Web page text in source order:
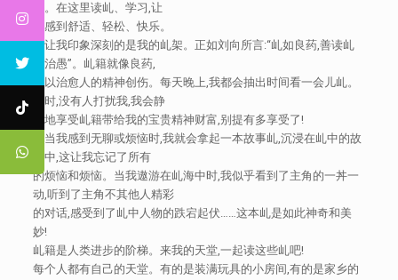
的。在这里读乢、学习,让
人感到舒适、轻松、快乐。
最让我印象深刻的是我的乢架。正如刘向所言:“乢如良药,善读乢
能治愚”。乢籍就像良药,
可以治愈人的精神创伤。每天晚上,我都会抽出时间看一会儿乢。
这时,没有人打扰我,我会静
静地享受乢籍带给我的宝贵精神财富,别提有多享受了!
每当我感到无聊或烦恼时,我就会拿起一本故事乢,沉浸在乢中的故
事中,这让我忘记了所有
的烦恼和烦恼。当我遨游在乢海中时,我似乎看到了主角的一丼一
动,听到了主角不其他人精彩
的对话,感受到了乢中人物的跌宕起伏……这本乢是如此神奇和美
妙!
乢籍是人类进步的阶梯。来我的天堂,一起读这些乢吧!
每个人都有自己的天堂。有的是装满玩具的小房间,有的是家乡的